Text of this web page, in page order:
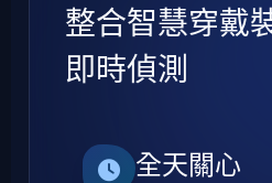
整合智慧穿戴
即時偵測
全天關心